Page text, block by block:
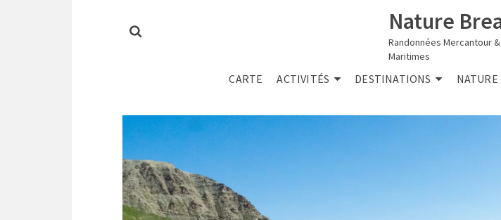
Nature
Randonnées Mercantour
Maritimes
CARTE ACTIVITÉS DESTINATIONS NATURE